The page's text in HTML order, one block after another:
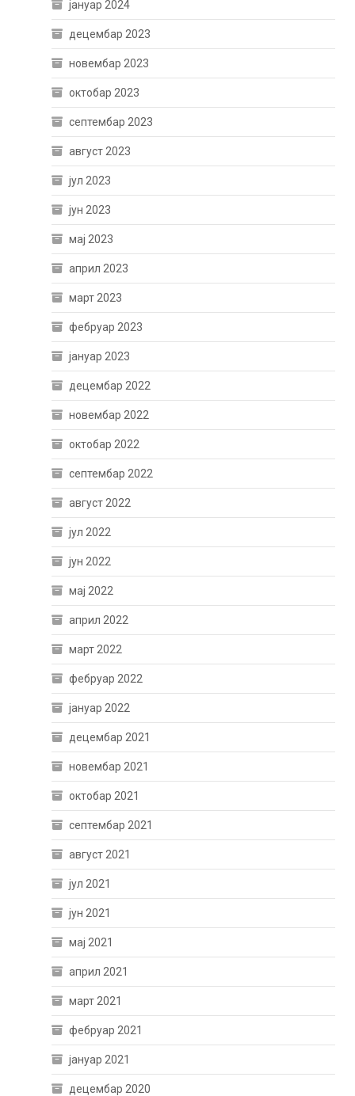
јануар 2024
децембар 2023
новембар 2023
октобар 2023
септембар 2023
август 2023
јул 2023
јун 2023
мај 2023
април 2023
март 2023
фебруар 2023
јануар 2023
децембар 2022
новембар 2022
октобар 2022
септембар 2022
август 2022
јул 2022
јун 2022
мај 2022
април 2022
март 2022
фебруар 2022
јануар 2022
децембар 2021
новембар 2021
октобар 2021
септембар 2021
август 2021
јул 2021
јун 2021
мај 2021
април 2021
март 2021
фебруар 2021
јануар 2021
децембар 2020